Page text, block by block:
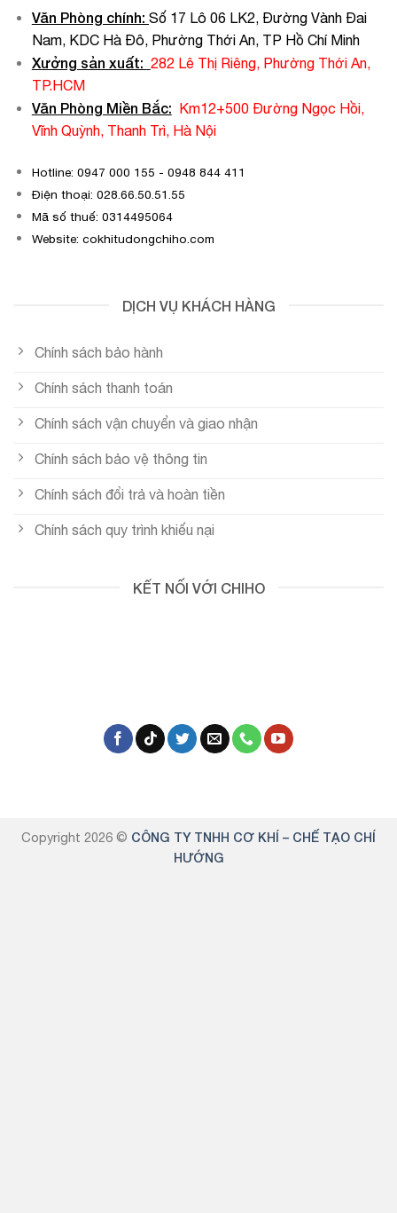
Văn Phòng chính: Số 17 Lô 06 LK2, Đường Vành Đai
Nam, KDC Hà Đô, Phường Thới An, TP Hồ Chí Minh
Xưởng sản xuất: 282 Lê Thị Riêng, Phường Thới An,
TP.HCM
Văn Phòng Miền Bắc: Km12+500 Đường Ngọc Hồi,
Vĩnh Quỳnh, Thanh Trì, Hà Nội
Hotline: 0947 000 155 - 0948 844 411
Điện thoại: 028.66.50.51.55
Mã số thuế: 0314495064
Website: cokhitudongchiho.com
DỊCH VỤ KHÁCH HÀNG
Chính sách bảo hành
Chính sách thanh toán
Chính sách vận chuyển và giao nhận
Chính sách bảo vệ thông tin
Chính sách đổi trả và hoàn tiền
Chính sách quy trình khiếu nại
KẾT NỐI VỚI CHIHO
Copyright 2026 © CÔNG TY TNHH CƠ KHÍ – CHẾ TẠO CHÍ
HƯỚNG